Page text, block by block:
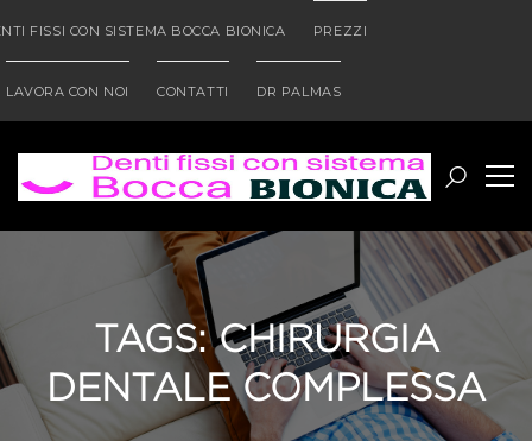
FISSI CON SISTEMA BOCCA BIONICA PREZZI
LAVORA CON NOI CONTATTI DR PALMAS
TAGS: CHIRURGIA
DENTALE COMPLESSA